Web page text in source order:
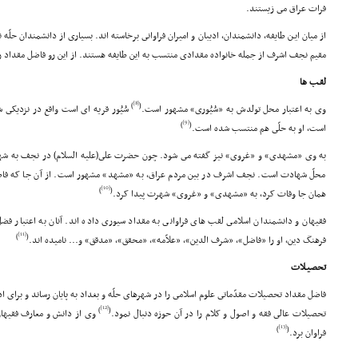
فرات عراق مى زیستند.
از میان ایـن طایفه، دانشمندان، ادیبان و امیران فراوانى برخاسته اند. بسیارى از دانشمندان
مقیم نجف اشرف از جمله خانواده مقدادى منتسب به این طایفه هستند. از این رو فاضل مقداد
لقـب ها
وى به اعتبار محل تولدش به «سُیُورى» مشهور است.(
[8]
)سُیُور قریه اى است واقع در نزدیکى
است، او به حلّى هم منتسب شده است.(
[9]
)
به وى «مشهدى» و «غروى» نیز گفته مى شود. چون حضرت على(علیه السلام) در نجف به
محلّ شهادت است. نجف اشرف در بین مردم عراق، به «مشهد» مشهور است. از آن جا که
همان جا وفات کرد، به «مشهدى» و «غروى» شهرت پیدا کرد.(
[10]
)
فقیهان و دانشمندان اسلامى لقب هاى فراوانى به مقداد سیورى داده اند. آنان به اعتبار
فرهنگ دین، او را «فاضل»، «شرف الدین»، «علاّمه»، «محقق»، «مدقق» و... نامیده اند.(
[11]
)
تحصیـلات
فاضل مقداد تحصیلات مقدّماتى علوم اسلامى را در شهرهاى حلّه و بغداد به پایان رساند و
تحصیلات عالى فقه و اصول و کلام را در آن حوزه دنبال نمود.(
[12]
)وى از دانش و معارف
فراوان برد.(
[13]
)